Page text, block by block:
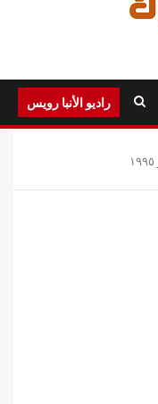
راديو الأنبا رويس